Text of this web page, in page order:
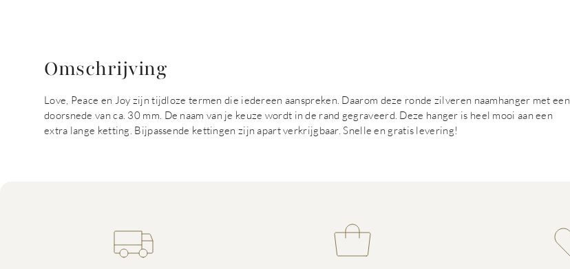
Omschrijving
Love, Peace en Joy zijn tijdloze termen die iedereen aanspreken. Daarom deze ronde zilveren naamhanger met een
doorsnede van ca. 30 mm. De naam van je keuze wordt in de rand gegraveerd. Deze hanger is heel mooi aan een
extra lange ketting. Bijpassende kettingen zijn apart verkrijgbaar. Snelle en gratis levering!